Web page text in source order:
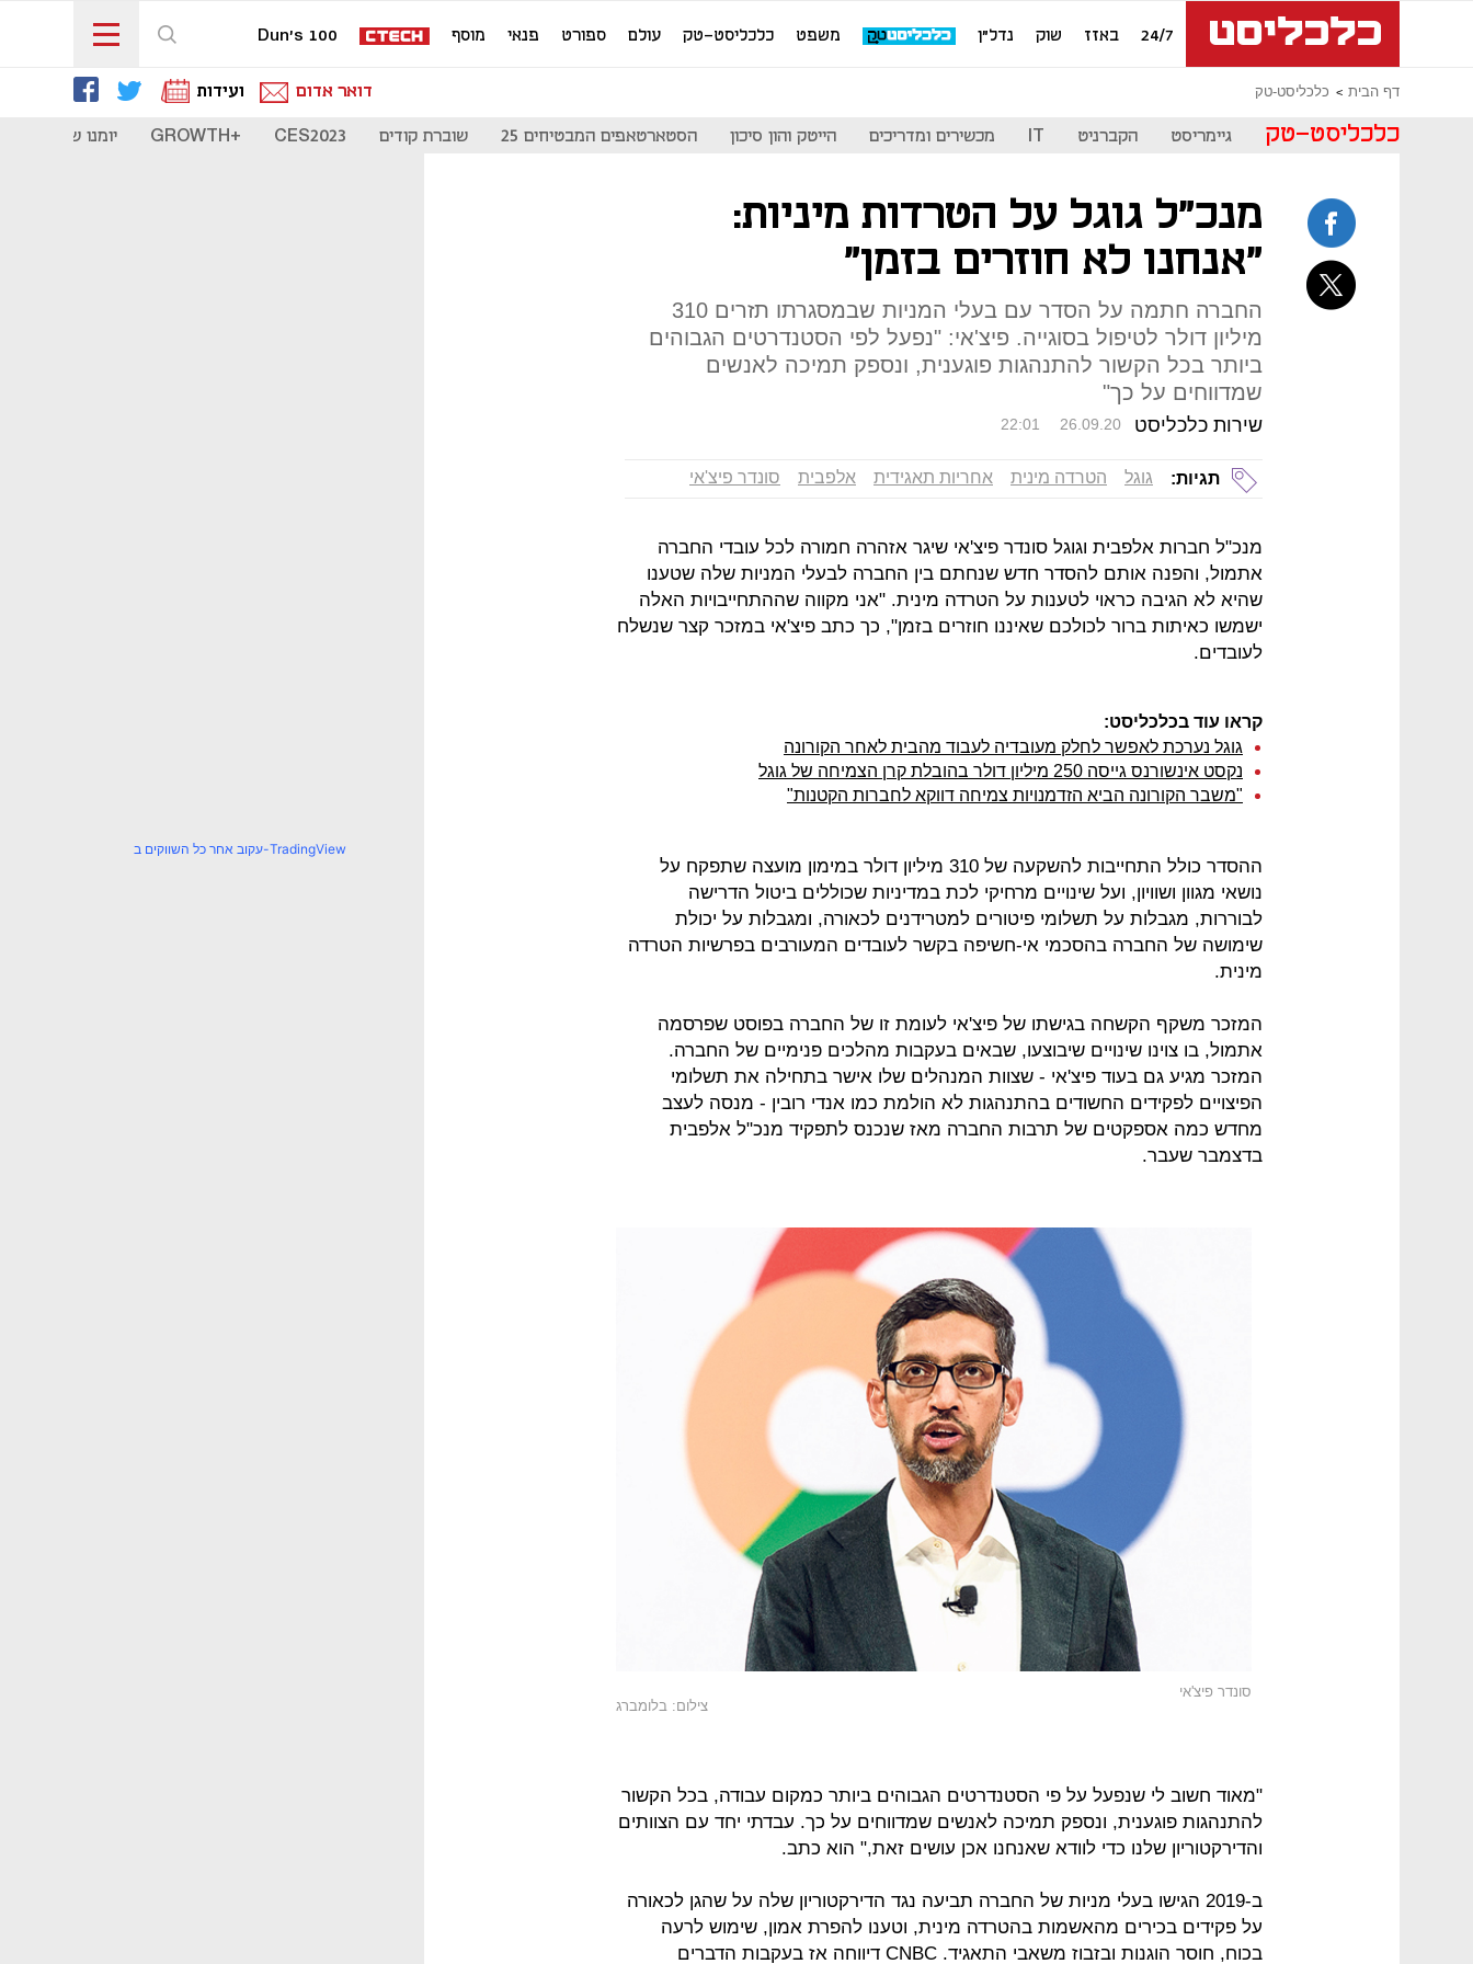
24/7 באזז שוק נדל"ן משפט כלכליסט-טק עולם ספורט פנאי מוסף Dun's 100
דף הבית כלכליסט-טק דואר אדום ועידות
כלכליסט-טק גיימריסט הקברניט IT מכשירים ומדריכים הייטק והון סיכון הסטארטאפים המבטיחים 25 שוברת קודים CES2023
+GROWTH יומנו של
מנכ"ל גוגל על הטרדות מיניות:
"אנחנו לא חוזרים בזמן"
החברה חתמה על הסדר עם בעלי המניות שבמסגרתו תזרים 310
מיליון דולר לטיפול בסוגייה. פיצ'אי: "נפעל לפי הסטנדרטים הגבוהים
ביותר בכל הקשור להתנהגות פוגענית, ונספק תמיכה לאנשים
שמדווחים על כך"
שירות כלכליסט 22:01 26.09.20
תגיות: גוגל הטרדה מינית אחריות תאגידית אלפבית סונדר פיצ'אי
מנכ"ל חברות אלפבית וגוגל סונדר פיצ'אי שיגר אזהרה חמורה לכל עובדי החברה
אתמול, והפנה אותם להסדר חדש שנחתם בין החברה לבעלי המניות שלה שטענו
שהיא לא הגיבה כראוי לטענות על הטרדה מינית. "אני מקווה שההתחייבויות האלה
ישמשו כאיתות ברור לכולכם שאיננו חוזרים בזמן", כך כתב פיצ'אי במזכר קצר שנשלח
לעובדים.
קראו עוד בכלכליסט:
גוגל נערכת לאפשר לחלק מעובדיה לעבוד מהבית לאחר הקורונה
נקסט אינשורנס גייסה 250 מיליון דולר בהובלת קרן הצמיחה של גוגל
"משבר הקורונה הביא הזדמנויות צמיחה דווקא לחברות הקטנות"
ההסדר כולל התחייבות להשקעה של 310 מיליון דולר במימון מועצה שתפקח על
נושאי מגוון ושוויון, ועל שינויים מרחיקי לכת במדיניות שכוללים ביטול הדרישה
לבוררות, מגבלות על תשלומי פיטורים למטרידנים לכאורה, ומגבלות על יכולת
שימושה של החברה בהסכמי אי-חשיפה בקשר לעובדים המעורבים בפרשיות הטרדה
מינית.
המזכר משקף הקשחה בגישתו של פיצ'אי לעומת זו של החברה בפוסט שפרסמה
אתמול, בו צוינו שינויים שיבוצעו, שבאים בעקבות מהלכים פנימיים של החברה.
המזכר מגיע גם בעוד פיצ'אי - שצוות המנהלים שלו אישר בתחילה את תשלומי
הפיצויים לפקידים החשודים בהתנהגות לא הולמת כמו אנדי רובין - מנסה לעצב
מחדש כמה אספקטים של תרבות החברה מאז שנכנס לתפקיד מנכ"ל אלפבית
בדצמבר שעבר.
סונדר פיצ'אי
צילום: בלומברג
"מאוד חשוב לי שנפעל על פי הסטנדרטים הגבוהים ביותר כמקום עבודה, בכל הקשור
להתנהגות פוגענית, ונספק תמיכה לאנשים שמדווחים על כך. עבדתי יחד עם הצוותים
והדירקטוריון שלנו כדי לוודא שאנחנו אכן עושים זאת," הוא כתב.
ב-2019 הגישו בעלי מניות של החברה תביעה נגד הדירקטוריון שלה על שהגן לכאורה
על פקידים בכירים מהאשמות בהטרדה מינית, וטענו להפרת אמון, שימוש לרעה
בכוח, חוסר הוגנות ובזבוז משאבי התאגיד. CNBC דיווחה אז בעקבות הדברים
עקוב אחר כל השווקים ב-TradingView